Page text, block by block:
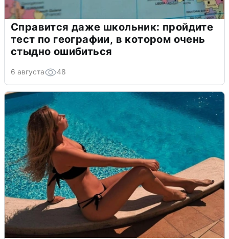
Справится даже школьник: пройдите
тест по географии, в котором очень
стыдно ошибиться
6 августа 48